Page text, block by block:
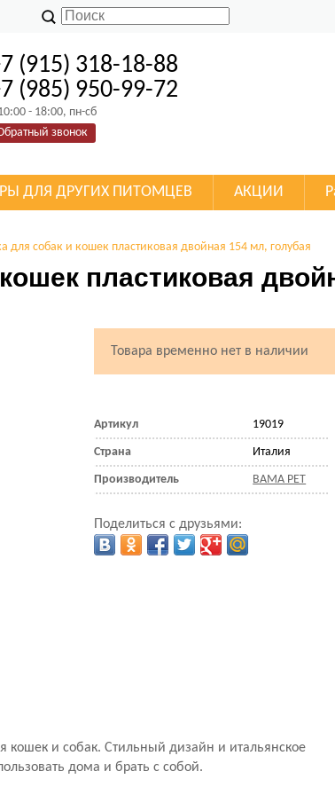
(915) 318-18-88
(985) 950-99-72
- 18:00, пн-сб
звонок
ДЛЯ ДРУГИХ ПИТОМЦЕВ АКЦИИ
для собак и кошек пластиковая двойная 154 мл, голубая
пластиковая
Товара временно нет в наличии
Артикул 19019
Страна Италия
Производитель BAMA PET
Поделиться с друзьями:
кошек и собак. Стильный дизайн и итальянское
дома и брать с собой.